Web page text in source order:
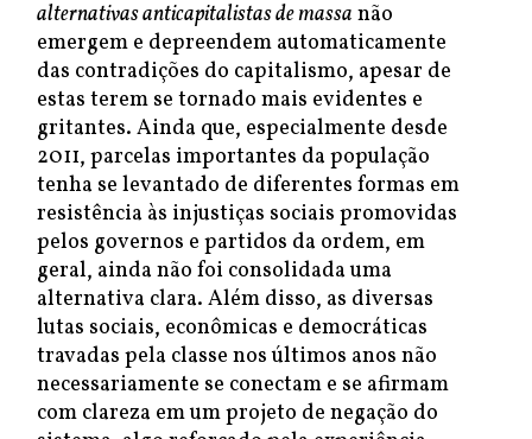
alternativas anticapitalistas de massa não
emergem e depreendem automaticamente
das contradições do capitalismo, apesar de
estas terem se tornado mais evidentes e
gritantes. Ainda que, especialmente desde
2011, parcelas importantes da população
tenha se levantado de diferentes formas em
resistência às injustiças sociais promovidas
pelos governos e partidos da ordem, em
geral, ainda não foi consolidada uma
alternativa clara. Além disso, as diversas
lutas sociais, econômicas e democráticas
travadas pela classe nos últimos anos não
necessariamente se conectam e se afirmam
com clareza em um projeto de negação do